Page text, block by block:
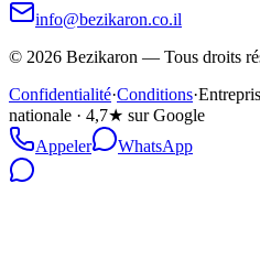
info@bezikaron.co.il
© 2026 Bezikaron — Tous droits
Confidentialité·Conditions·
nationale · 4,7★ sur Google
Appeler
WhatsApp